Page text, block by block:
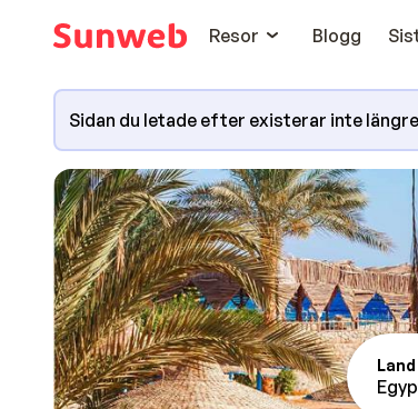
Resor
Blogg
Sidan du letade efter existerar inte
Land